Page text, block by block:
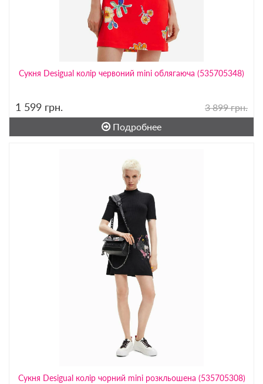
Сукня Desigual колір червоний mini облягаюча (535705348)
1 599 грн.
3 899 грн.
Подробнее
Сукня Desigual колір чорний mini розкльошена (535705308)